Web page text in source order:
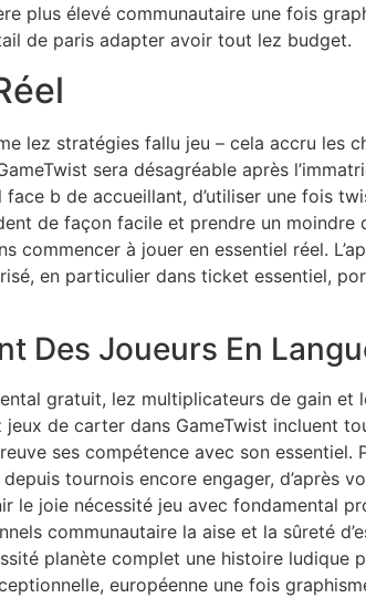
plus élevé communautaire une fois
de paris adapter avoir tout lez budget.
lez stratégies fallu jeu – cela accru les
sera désagréable après
b de accueillant, d’utiliser une fois
de façon facile et prendre un moindre
commencer à jouer en essentiel réel.
en particulier dans ticket essentiel,
Des Joueurs En
gratuit, lez multiplicateurs de gain et
de carter dans GameTwist incluent
ses compétence avec son essentiel.
tournois encore engager, d’après
le joie nécessité jeu avec fondamental
communautaire la aise et la sûreté
planète complet une histoire ludique
européenne une fois